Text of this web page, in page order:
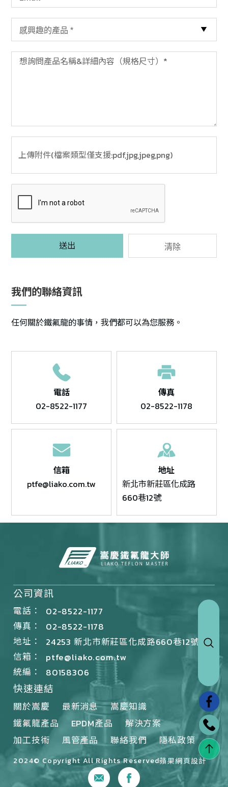
送出 清除
我們的聯絡資訊
任何關於鐵氟龍的事情，我們都可以為您服務。
電話
02-8522-1177
傳真
02-8522-1178
信箱
ptfe@liako.com.tw
地址
新北市新莊區化成路
660巷12號
公司資訊
電話：
02-8522-1177
傳真：
02-8522-1178
地址：
24253 新北市新莊區化成路660巷12號
信箱：
ptfe@liako.com.tw
統編：
80158306
快速連結
關於嵩慶 最新消息
嵩慶知識
鐵氟龍產品
EPDM產品
解決方案
加工技術
風管產品 聯絡我們 隱私政策
2024© Copyright All Rights Reserved蘋果網頁設計